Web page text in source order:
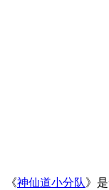
《神仙道小分队》